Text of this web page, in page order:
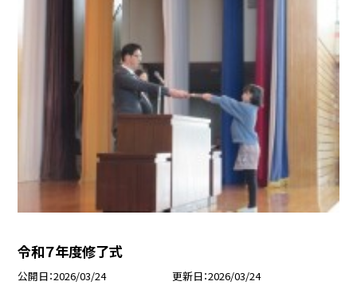
令和７年度修了式
公開日 2026/03/24 更新日 2026/03/24